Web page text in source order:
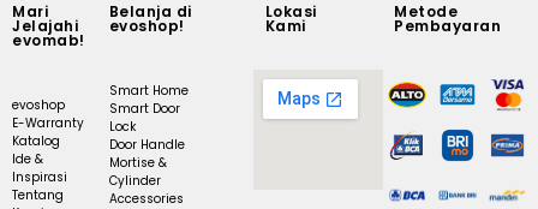
Mari
Jelajahi
evomab!
evoshop
E-Warranty
Katalog
Ide &
Inspirasi
Tentang
Belanja di
evoshop!
Smart Home
Smart Door
Lock
Door Handle
Mortise &
Cylinder
Accessories
Lokasi
Kami
Metode
Pembayaran